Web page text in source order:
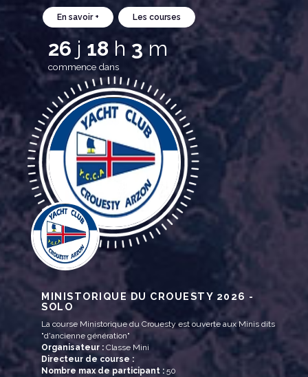
En savoir + Les courses
26 j 18 h3m
commence dans
MINISTORIQUE DU CROUESTY 2026 -
SOLO
La course Ministorique du Crouesty est ouverte aux Minis dits
"d'ancienne génération"
Organisateur : Classe Mini
Directeur de course :
Nombre max de participant : 50